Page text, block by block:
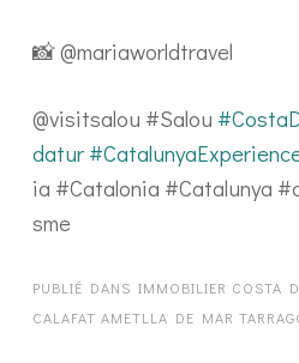
📸 @mariaworldtravel
@visitsalou #Salou
datur
ia #Catalonia #Catalunya
sme
PUBLIÉ DANS IMMOBILIER COSTA
CALAFAT AMETLLA DE MAR